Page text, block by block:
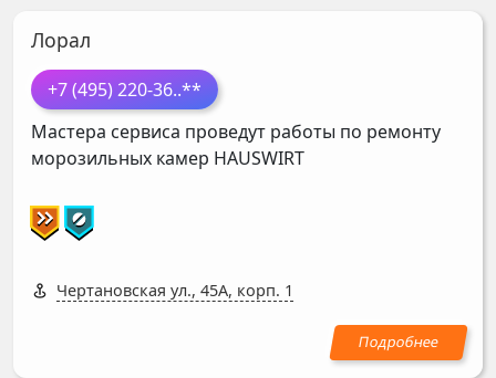
Лорал
+7 (495) 220-36..**
Мастера сервиса проведут работы по ремонту
морозильных камер HAUSWIRT
Чертановская ул., 45А, корп. 1